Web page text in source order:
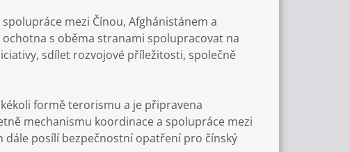
mezi Čínou, Afghánistánem a
ochotna s oběma stranami spolupracovat na
sdílet rozvojové příležitosti, společně
formě terorismu a je připravena
mechanismu koordinace a spolupráce mezi
dále posílí bezpečnostní opatření pro čínský